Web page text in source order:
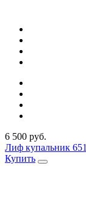
6 500 руб.
Лиф купальник
Купить